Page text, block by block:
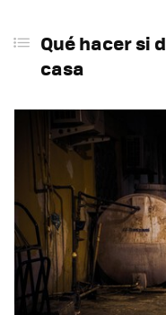
Qué hacer si
casa